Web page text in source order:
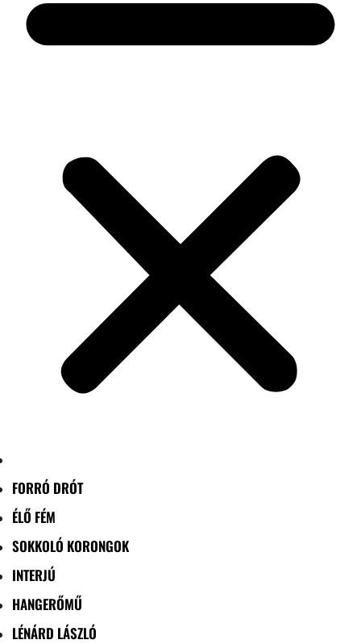
FORRÓ DRÓT
ÉLŐ FÉM
SOKKOLÓ KORONGOK
INTERJÚ
HANGERŐMŰ
LÉNÁRD LÁSZLÓ